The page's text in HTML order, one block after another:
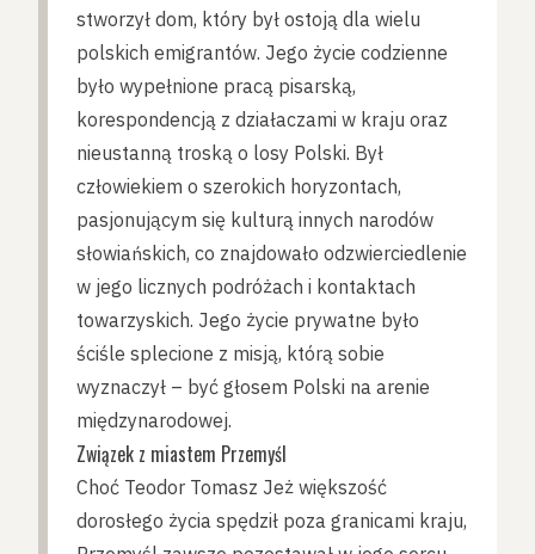
stworzył dom, który był ostoją dla wielu
polskich emigrantów. Jego życie codzienne
było wypełnione pracą pisarską,
korespondencją z działaczami w kraju oraz
nieustanną troską o losy Polski. Był
człowiekiem o szerokich horyzontach,
pasjonującym się kulturą innych narodów
słowiańskich, co znajdowało odzwierciedlenie
w jego licznych podróżach i kontaktach
towarzyskich. Jego życie prywatne było
ściśle splecione z misją, którą sobie
wyznaczył – być głosem Polski na arenie
międzynarodowej.
Związek z miastem Przemyśl
Choć Teodor Tomasz Jeż większość
dorosłego życia spędził poza granicami kraju,